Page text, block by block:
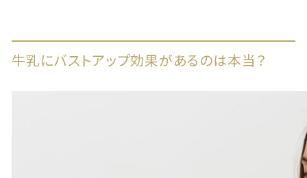
牛乳にバストアップ効果があるのは本当？